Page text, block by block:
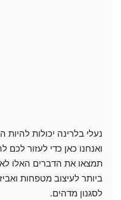
נעלי בלרינה יכולות
ואנחנו כאן כדי לעזור
תמצאו את הדברים האלו
ביותר לעיצוב מטפחות
לסגנון מדהים.